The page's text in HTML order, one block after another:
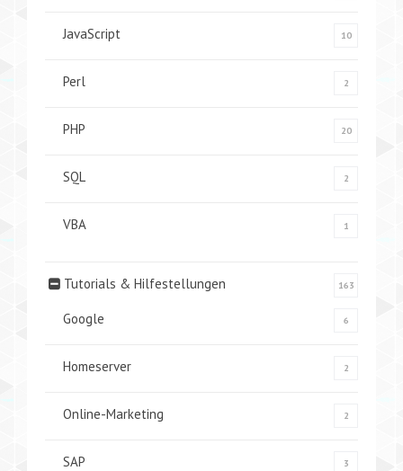
JavaScript 10
Perl 2
PHP 20
SQL 2
VBA 1
Tutorials & Hilfestellungen 163
Google 6
Homeserver 2
Online-Marketing 2
SAP 3